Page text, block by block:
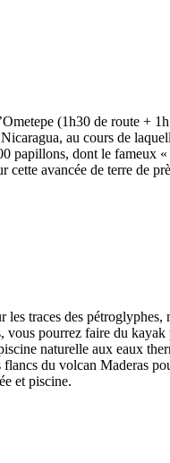
(1h30 de route +
au cours de
papillons, dont le fameux
avancée de terre de
traces des pétroglyphes,
pourrez faire du
naturelle aux eaux
du volcan Maderas
et piscine.